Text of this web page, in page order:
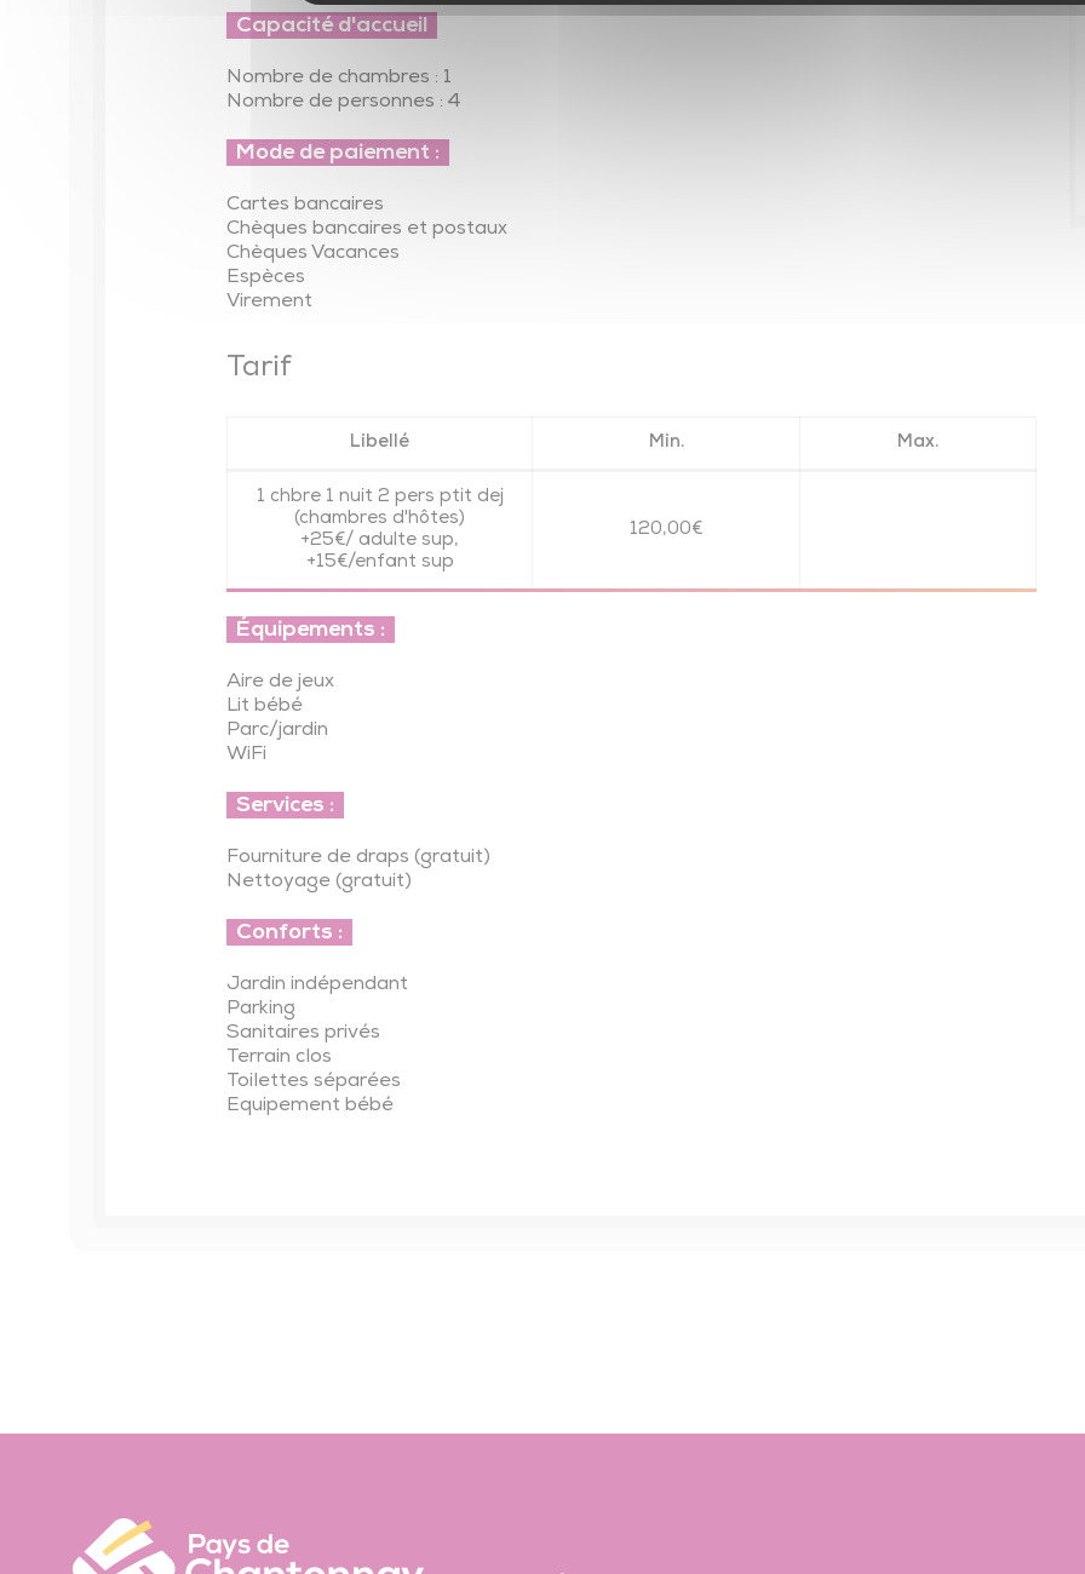
Capacité d'accueil
Nombre de chambres : 1
Nombre de personnes : 4
Mode de paiement :
Cartes bancaires
Chèques bancaires et postaux
Chèques Vacances
Espèces
Virement
Tarif
Libellé Min. Max.
1 chbre 1 nuit 2 pers ptit dej
(chambres d'hôtes)
+25€/ adulte sup,
+15€/enfant sup
120,00€
Équipements :
Aire de jeux
Lit bébé
Parc/jardin
WiFi
Services :
Fourniture de draps (gratuit)
Nettoyage (gratuit)
Conforts :
Jardin indépendant
Parking
Sanitaires privés
Terrain clos
Toilettes séparées
Equipement bébé